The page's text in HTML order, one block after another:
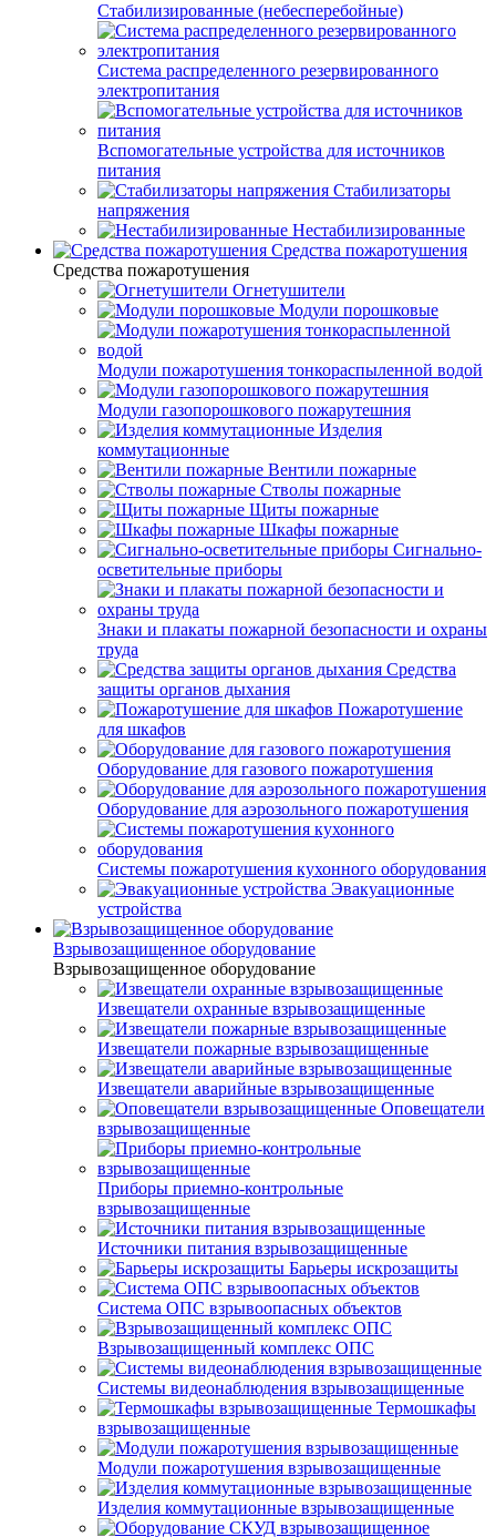
Стабилизированные (небесперебойные)
Система распределенного резервированного
электропитания
Вспомогательные устройства для источников
питания
Стабилизаторы
напряжения
Нестабилизированные
Средства пожаротушения
Средства пожаротушения
Огнетушители
Модули порошковые
Модули пожаротушения тонкораспыленной водой
Модули газопорошкового пожарутешния
Изделия
коммутационные
Вентили пожарные
Стволы пожарные
Щиты пожарные
Шкафы пожарные
Сигнально-
осветительные приборы
Знаки и плакаты пожарной безопасности и охраны
труда
Средства
защиты органов дыхания
Пожаротушение
для шкафов
Оборудование для газового пожаротушения
Оборудование для аэрозольного пожаротушения
Системы пожаротушения кухонного оборудования
Эвакуационные
устройства
Взрывозащищенное оборудование
Взрывозащищенное оборудование
Извещатели охранные взрывозащищенные
Извещатели пожарные взрывозащищенные
Извещатели аварийные взрывозащищенные
Оповещатели
взрывозащищенные
Приборы приемно-контрольные
взрывозащищенные
Источники питания взрывозащищенные
Барьеры искрозащиты
Система ОПС взрывоопасных объектов
Взрывозащищенный комплекс ОПС
Системы видеонаблюдения взрывозащищенные
Термошкафы
взрывозащищенные
Модули пожаротушения взрывозащищенные
Изделия коммутационные взрывозащищенные